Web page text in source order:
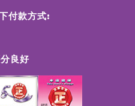
良好
付款方式: